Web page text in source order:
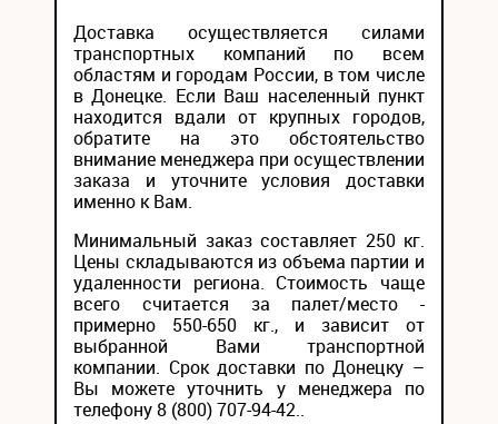
Доставка осуществляется силами
транспортных компаний по всем
областям и городам России, в том числе
в Донецке. Если Ваш населенный пункт
находится вдали от крупных городов,
обратите на это обстоятельство
внимание менеджера при осуществлении
заказа и уточните условия доставки
именно к Вам.
Минимальный заказ составляет 250 кг.
Цены складываются из объема партии и
удаленности региона. Стоимость чаще
всего считается за палет/место -
примерно 550-650 кг., и зависит от
выбранной Вами транспортной
компании. Срок доставки по Донецку –
Вы можете уточнить у менеджера по
телефону 8 (800) 707-94-42..